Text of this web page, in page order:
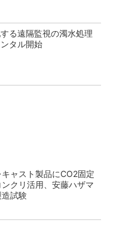
る遠隔監視の濁水処理
タル開始
キャスト製品にCO2固定
クリ活用、安藤ハザマ
試験